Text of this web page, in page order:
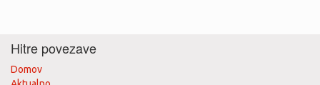
Hitre povezave
Domov